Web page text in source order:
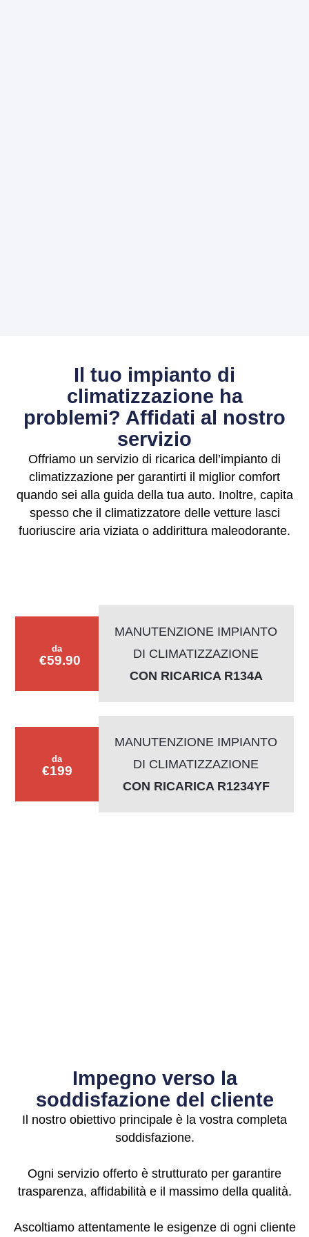
Il tuo impianto di
climatizzazione ha
problemi? Affidati al nostro
servizio
Offriamo un servizio di ricarica dell’impianto di
climatizzazione per garantirti il miglior comfort
quando sei alla guida della tua auto. Inoltre, capita
spesso che il climatizzatore delle vetture lasci
fuoriuscire aria viziata o addirittura maleodorante.
da
€59.90
MANUTENZIONE IMPIANTO
DI CLIMATIZZAZIONE
CON RICARICA R134A
da
€199
MANUTENZIONE IMPIANTO
DI CLIMATIZZAZIONE
CON RICARICA R1234YF
Impegno verso la
soddisfazione del cliente
Il nostro obiettivo principale è la vostra completa
soddisfazione.
Ogni servizio offerto è strutturato per garantire
trasparenza, affidabilità e il massimo della qualità.
Ascoltiamo attentamente le esigenze di ogni cliente